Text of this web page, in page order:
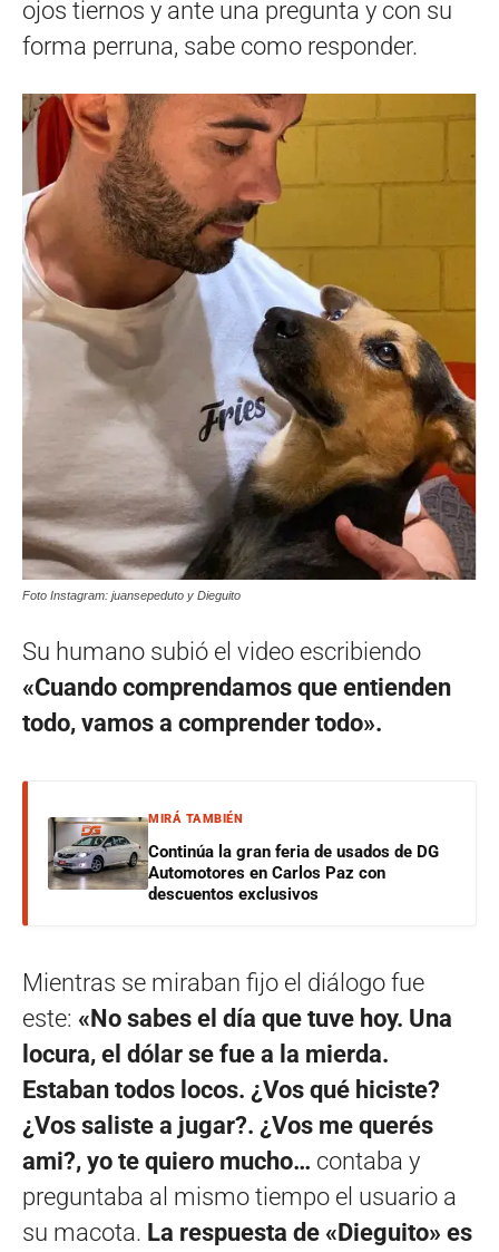
ojos tiernos y ante una pregunta y con su
forma perruna, sabe como responder.
Foto Instagram: juansepeduto y Dieguito
Su humano subió el video escribiendo
«Cuando comprendamos que entienden
todo, vamos a comprender todo».
MIRÁ TAMBIÉN
Continúa la gran feria de usados de DG
Automotores en Carlos Paz con
descuentos exclusivos
Mientras se miraban fijo el diálogo fue
este: «No sabes el día que tuve hoy. Una
locura, el dólar se fue a la mierda.
Estaban todos locos. ¿Vos qué hiciste?
¿Vos saliste a jugar?. ¿Vos me querés
ami?, yo te quiero mucho… contaba y
preguntaba al mismo tiempo el usuario a
su macota. La respuesta de «Dieguito» es